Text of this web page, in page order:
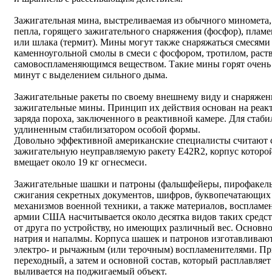
Зажигательная мина, выстреливаемая из обычного
пепла, горящего зажигательного снаряжения (фосфор),
или шлака (термит). Мины могут также снаряжаться
каменноугольной смолы в смеси с фосфором, тротилом,
самовоспламеняющимся веществом. Такие мины горят очень
минут с выделением сильного дыма.
Зажигательные ракеты по своему внешнему виду и
зажигательные мины. Принцип их действия основан на
заряда пороха, заключенного в реактивной камере. Для
удлиненным стабилизатором особой формы.
Довольно эффективной американские специалисты
зажигательную неуправляемую ракету E42R2, корпус
вмещает около 19 кг огнесмеси.
Зажигательные шашки и патроны (фальшфейеры,
сжигания секретных документов, шифров, буквопечатающих
механизмов военной техники, а также материалов,
армии США насчитывается около десятка видов таких
от друга по устройству, но имеющих различный вес.
натрия и напалмы. Корпуса шашек и патронов
электро- и рычажным (или терочным) воспламенителями.
переходный, а затем и основной состав, который
выливается на поджигаемый объект.